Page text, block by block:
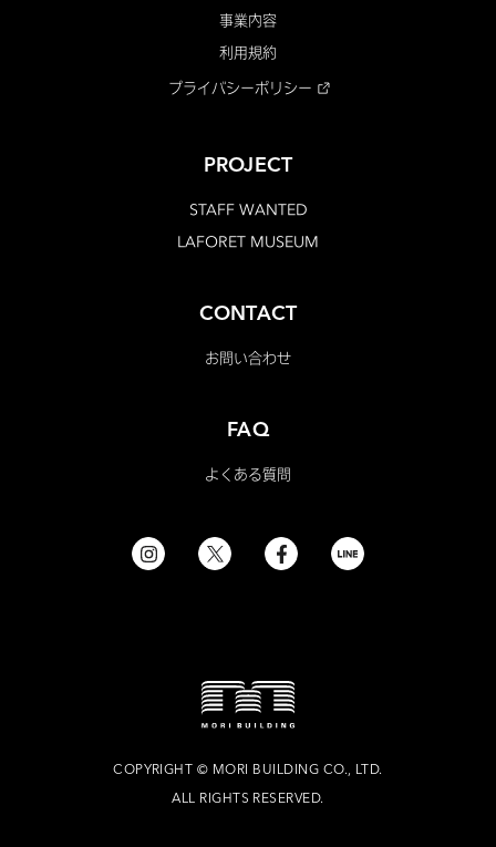
事業内容
利用規約
プライバシーポリシー
PROJECT
STAFF WANTED
LAFORET MUSEUM
CONTACT
お問い合わせ
FAQ
よくある質問
COPYRIGHT © MORI BUILDING CO., LTD.
ALL RIGHTS RESERVED.